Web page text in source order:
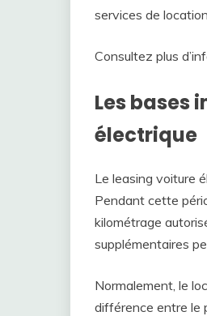
services de
Consultez plus
Les bases
électrique
Le leasing voiture
Pendant cette
kilométrage
supplémentaires
Normalement, le
différence entre le